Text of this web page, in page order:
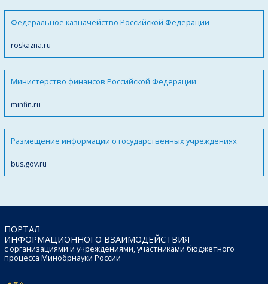
Федеральное казначейство Российской Федерации
roskazna.ru
Министерство финансов Российской Федерации
minfin.ru
Размещение информации о государственных учреждениях
bus.gov.ru
ПОРТАЛ
ИНФОРМАЦИОННОГО ВЗАИМОДЕЙСТВИЯ
с организациями и учреждениями, участниками бюджетного
процесса Минобрнауки России